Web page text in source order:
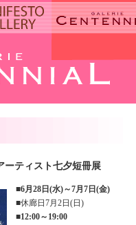
ティスト七夕短冊展
■6月28日(水)～7月7日(金)
■休廊日7月2日(日)
■12:00～19:00